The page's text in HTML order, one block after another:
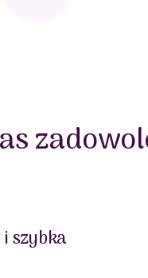
szybka